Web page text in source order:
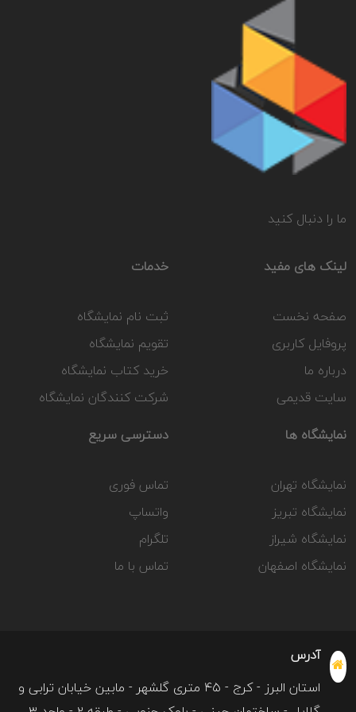
ما را دنبال کنید
لینک های مفید
صفحه نخست
پروفایل کاربری
درباره ما
سایت قدیمی
خدمات
ثبت نام نمایشگاه
تقویم نمایشگاه
خرید کتاب نمایشگاه
شرکت کنندگان نمایشگاه
نمایشگاه ها
نمایشگاه تهران
نمایشگاه تبریز
نمایشگاه شیراز
نمایشگاه اصفهان
دسترسی سریع
تماس فوری
واتساپ
تلگرام
تماس با ما
آدرس
استان البرز - کرج - ۴۵ متری گلشهر - مابین خیابان ترابی و